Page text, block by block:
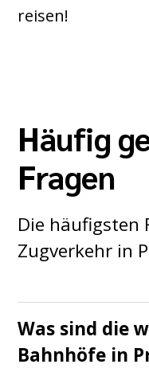
reisen!
Häufig
Fragen
Die häufigsten
Zugverkehr in
Was sind die
Bahnhöfe in